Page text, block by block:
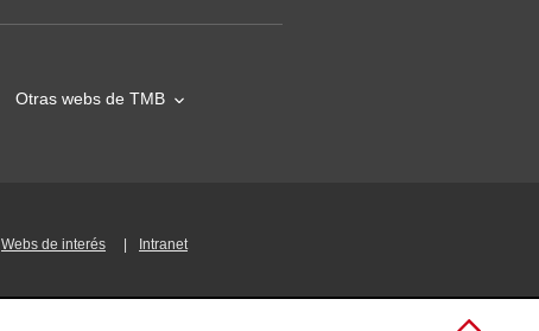
Otras webs de TMB
Webs de interés Intranet